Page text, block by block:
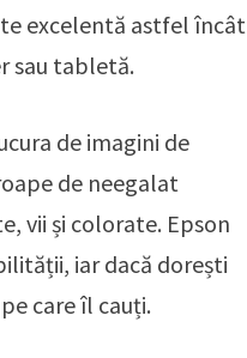
excelentă astfel încât
sau tabletă.
de imagini de
de neegalat
vii și colorate. Epson
iar dacă dorești
care îl cauți.